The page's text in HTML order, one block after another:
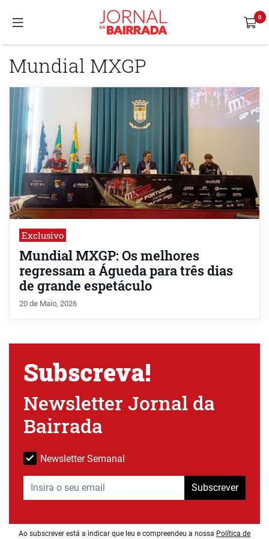
Mundial MXGP
Exclusivo
Mundial MXGP: Os melhores
regressam a Águeda para três dias
de grande espetáculo
20 de Maio, 2026
Subscreva!
Newsletter Jornal da
Bairrada
Newsletter Semanal
Subscrever
Ao subscrever está a indicar que leu e compreendeu a nossa Política de